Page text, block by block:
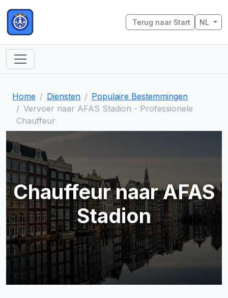
Terug naar Start NL
Home Diensten
Populaire Bestemmingen
Vervoer naar AFAS Stadion - Professionele
Chauffeur
Chauffeur naar AFAS
Stadion